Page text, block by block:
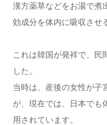
漢方薬草などをお湯で煮
効成分を体内に吸収させ
これは韓国が発祥で、民
した。
当時は、 産後の女性が子
が、現在では、日本でも
用されています。